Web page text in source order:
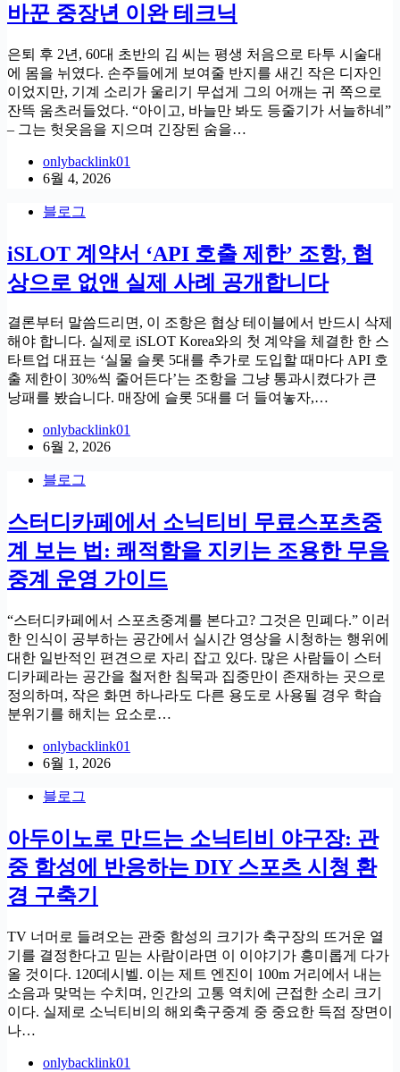
바꾼 중장년 이완 테크닉
은퇴 후 2년, 60대 초반의 김 씨는 평생 처음으로 타투 시술대
에 몸을 뉘였다. 손주들에게 보여줄 반지를 새긴 작은 디자인
이었지만, 기계 소리가 울리기 무섭게 그의 어깨는 귀 쪽으로
잔뜩 움츠러들었다. “아이고, 바늘만 봐도 등줄기가 서늘하네”
– 그는 헛웃음을 지으며 긴장된 숨을…
onlybacklink01
6월 4, 2026
블로그
iSLOT 계약서 ‘API 호출 제한’ 조항, 협
상으로 없앤 실제 사례 공개합니다
결론부터 말씀드리면, 이 조항은 협상 테이블에서 반드시 삭제
해야 합니다. 실제로 iSLOT Korea와의 첫 계약을 체결한 한 스
타트업 대표는 ‘실물 슬롯 5대를 추가로 도입할 때마다 API 호
출 제한이 30%씩 줄어든다’는 조항을 그냥 통과시켰다가 큰
낭패를 봤습니다. 매장에 슬롯 5대를 더 들여놓자,…
onlybacklink01
6월 2, 2026
블로그
스터디카페에서 소닉티비 무료스포츠중
계 보는 법: 쾌적함을 지키는 조용한 무음
중계 운영 가이드
“스터디카페에서 스포츠중계를 본다고? 그것은 민폐다.” 이러
한 인식이 공부하는 공간에서 실시간 영상을 시청하는 행위에
대한 일반적인 편견으로 자리 잡고 있다. 많은 사람들이 스터
디카페라는 공간을 철저한 침묵과 집중만이 존재하는 곳으로
정의하며, 작은 화면 하나라도 다른 용도로 사용될 경우 학습
분위기를 해치는 요소로…
onlybacklink01
6월 1, 2026
블로그
아두이노로 만드는 소닉티비 야구장: 관
중 함성에 반응하는 DIY 스포츠 시청 환
경 구축기
TV 너머로 들려오는 관중 함성의 크기가 축구장의 뜨거운 열
기를 결정한다고 믿는 사람이라면 이 이야기가 흥미롭게 다가
올 것이다. 120데시벨. 이는 제트 엔진이 100m 거리에서 내는
소음과 맞먹는 수치며, 인간의 고통 역치에 근접한 소리 크기
이다. 실제로 소닉티비의 해외축구중계 중 중요한 득점 장면이
나…
onlybacklink01